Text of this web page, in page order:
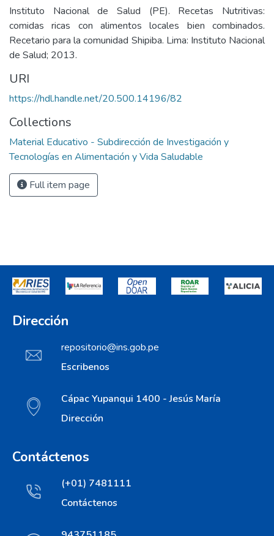
Instituto Nacional de Salud (PE). Recetas Nutritivas:
comidas ricas con alimentos locales bien combinados.
Recetario para la comunidad Shipiba. Lima: Instituto Nacional
de Salud; 2013.
URI
https://hdl.handle.net/20.500.14196/82
Collections
Material Educativo - Subdirección de Investigación y
Tecnologías en Alimentación y Vida Saludable
Full item page
Dirección
repositorio@ins.gob.pe
Escribenos
Cápac Yupanqui 1400 - Jesús María
Dirección
Contáctenos
(+01) 7481111
Contáctenos